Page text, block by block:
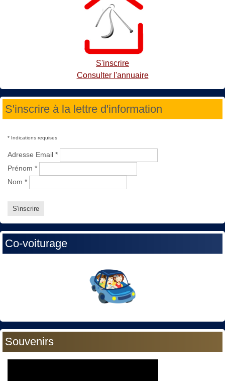
S'inscrire
Consulter l'annuaire
S'inscrire à la lettre d'information
* Indications requises
Adresse Email *
Prénom *
Nom *
Co-voiturage
Souvenirs